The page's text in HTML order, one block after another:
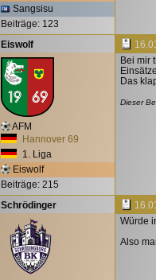
Sangsisu
Beiträge: 123
Eiswolf
AFM
Hannover 69
1. Liga
Eiswolf
Beiträge: 215
Bei mir
Das
Dieser
Schrödinger
Würde
Also